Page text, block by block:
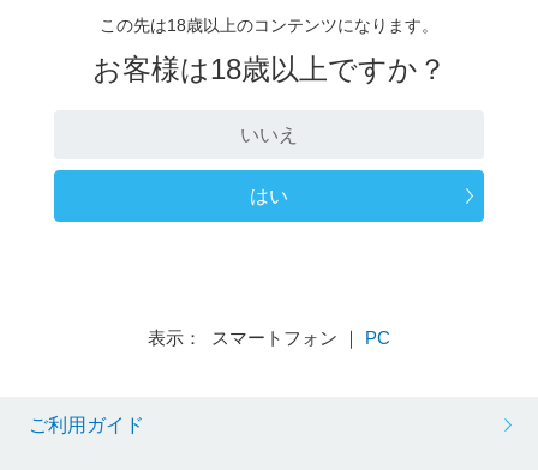
この先は18歳以上のコンテンツになります。
お客様は18歳以上ですか？
いいえ
はい
表示： スマートフォン ｜ PC
ご利用ガイド